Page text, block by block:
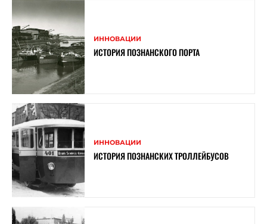
ИННОВАЦИИ
ИСТОРИЯ ПОЗНАНСКОГО ПОРТА
ИННОВАЦИИ
ИСТОРИЯ ПОЗНАНСКИХ ТРОЛЛЕЙБУСОВ